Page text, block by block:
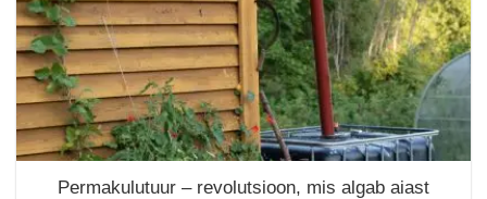
Permakulutuur – revolutsioon, mis algab aiast